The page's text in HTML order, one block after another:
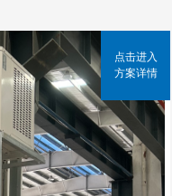
点击进入
方案详情